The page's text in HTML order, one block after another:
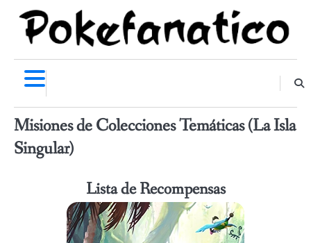
content
Misiones de Colecciones Temáticas (La Isla
Singular)
Lista de Recompensas